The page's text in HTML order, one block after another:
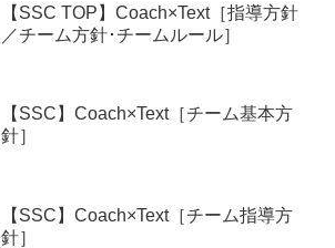
【SSC TOP】Coach×Text［指導方針
／チーム方針･チームルール］
【SSC】Coach×Text［チーム基本方
針］
【SSC】Coach×Text［チーム指導方
針］